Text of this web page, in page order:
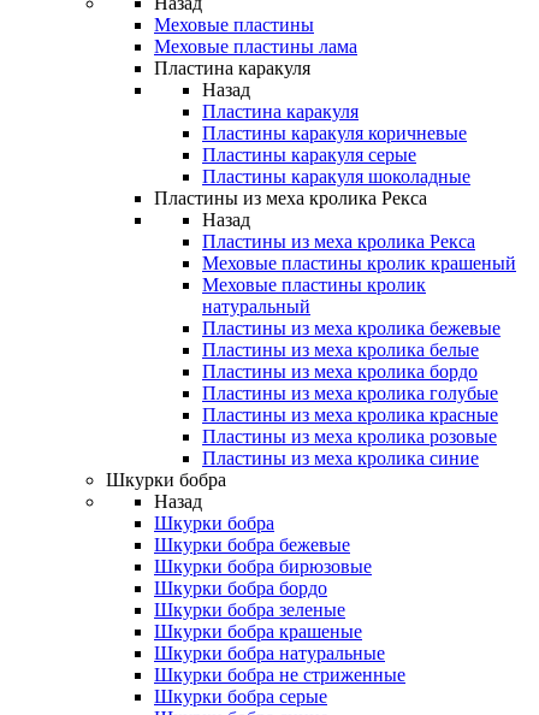
Меховые пластины
Меховые пластины лама
Пластина каракуля
Назад
Пластина каракуля
Пластины каракуля коричневые
Пластины каракуля серые
Пластины каракуля шоколадные
Пластины из меха кролика Рекса
Назад
Пластины из меха кролика Рекса
Меховые пластины кролик крашеный
Меховые пластины кролик
натуральный
Пластины из меха кролика бежевые
Пластины из меха кролика белые
Пластины из меха кролика бордо
Пластины из меха кролика голубые
Пластины из меха кролика красные
Пластины из меха кролика розовые
Пластины из меха кролика синие
Шкурки бобра
Назад
Шкурки бобра
Шкурки бобра бежевые
Шкурки бобра бирюзовые
Шкурки бобра бордо
Шкурки бобра зеленые
Шкурки бобра крашеные
Шкурки бобра натуральные
Шкурки бобра не стриженные
Шкурки бобра серые